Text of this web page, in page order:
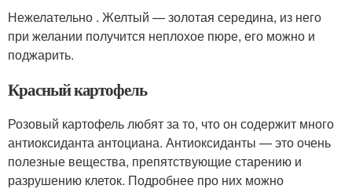
Нежелательно . Желтый — золотая середина, из него
при желании получится неплохое пюре, его можно и
поджарить.
Красный картофель
Розовый картофель любят за то, что он содержит много
антиоксиданта антоциана. Антиоксиданты — это очень
полезные вещества, препятствующие старению и
разрушению клеток. Подробнее про них можно